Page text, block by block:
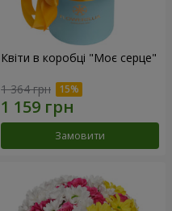
Квіти в коробці "Моє серце"
1 364 грн
Замовити